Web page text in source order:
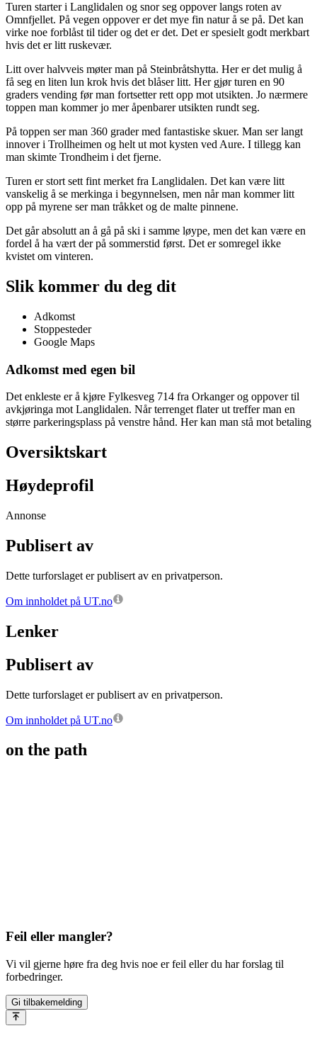
Turen starter i Langlidalen og snor seg oppover langs roten av
Omnfjellet. På vegen oppover er det mye fin natur å se på. Det kan
virke noe forblåst til tider og det er det. Det er spesielt godt merkbart
hvis det er litt ruskevær.
Litt over halvveis møter man på Steinbråtshytta. Her er det mulig å
få seg en liten lun krok hvis det blåser litt. Her gjør turen en 90
graders vending før man fortsetter rett opp mot utsikten. Jo nærmere
toppen man kommer jo mer åpenbarer utsikten rundt seg.
På toppen ser man 360 grader med fantastiske skuer. Man ser langt
innover i Trollheimen og helt ut mot kysten ved Aure. I tillegg kan
man skimte Trondheim i det fjerne.
Turen er stort sett fint merket fra Langlidalen. Det kan være litt
vanskelig å se merkinga i begynnelsen, men når man kommer litt
opp på myrene ser man tråkket og de malte pinnene.
Det går absolutt an å gå på ski i samme løype, men det kan være en
fordel å ha vært der på sommerstid først. Det er somregel ikke
kvistet om vinteren.
Slik kommer du deg dit
Adkomst
Stoppesteder
Google Maps
Adkomst med egen bil
Det enkleste er å kjøre Fylkesveg 714 fra Orkanger og oppover til
avkjøringa mot Langlidalen. Når terrenget flater ut treffer man en
større parkeringsplass på venstre hånd. Her kan man stå mot betaling
Oversiktskart
Høydeprofil
Annonse
Publisert av
Dette turforslaget er publisert av en privatperson.
Om innholdet på UT.no
Lenker
Publisert av
Dette turforslaget er publisert av en privatperson.
Om innholdet på UT.no
on the path
Feil eller mangler?
Vi vil gjerne høre fra deg hvis noe er feil eller du har forslag til
forbedringer.
Gi tilbakemelding